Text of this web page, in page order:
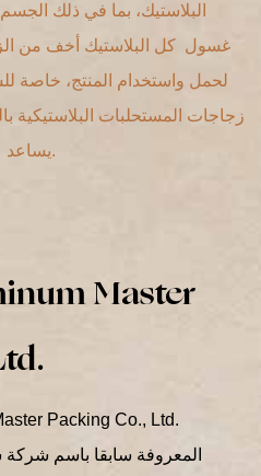
البلاستيك، بما في ذلك
غسول كل البلاستيك أخف من
لحمل واستخدام المنتج، خاصة
زجاجات المستحلبات البلاستيكية
يساعد على تقليل نفايات مواد التغليف.
Master
المعروفة سابقا باسم شركة